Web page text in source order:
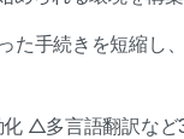
た手続きを短縮し
△多言語翻訳など